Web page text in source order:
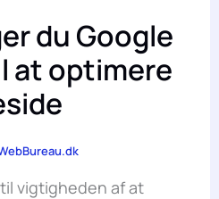
du Google
at optimere
vigtigheden af at